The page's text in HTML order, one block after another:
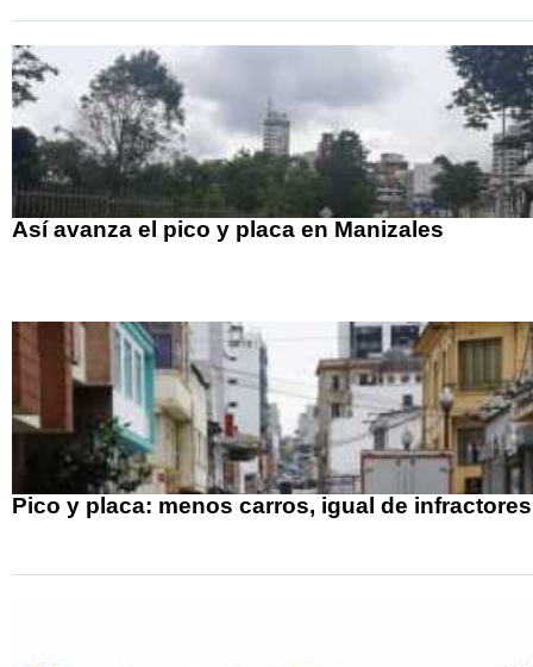
Así avanza el pico y placa en Manizales
Pico y placa: menos carros, igual de infractores